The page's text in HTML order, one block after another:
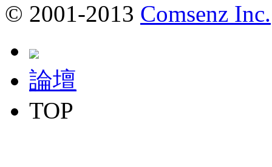
© 2001-2013 Comsenz Inc.
論壇
TOP